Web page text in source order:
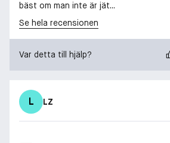
bäst om man inte är jät...
Se hela recensionen
Var detta till hjälp?
L LZ